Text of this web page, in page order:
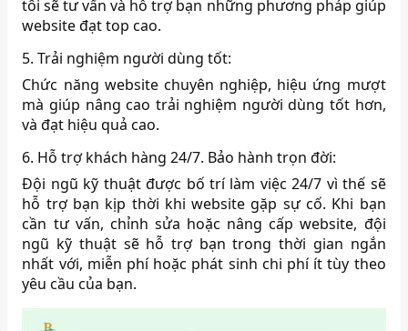
tôi sẽ tư vấn và hỗ trợ bạn những phương pháp giúp
website đạt top cao.
5. Trải nghiệm người dùng tốt:
Chức năng website chuyên nghiệp, hiệu ứng mượt
mà giúp nâng cao trải nghiệm người dùng tốt hơn,
và đạt hiệu quả cao.
6. Hỗ trợ khách hàng 24/7. Bảo hành trọn đời:
Đội ngũ kỹ thuật được bố trí làm việc 24/7 vì thế sẽ
hỗ trợ bạn kịp thời khi website gặp sự cố. Khi bạn
cần tư vấn, chỉnh sửa hoặc nâng cấp website, đội
ngũ kỹ thuật sẽ hỗ trợ bạn trong thời gian ngắn
nhất với, miễn phí hoặc phát sinh chi phí ít tùy theo
yêu cầu của bạn.